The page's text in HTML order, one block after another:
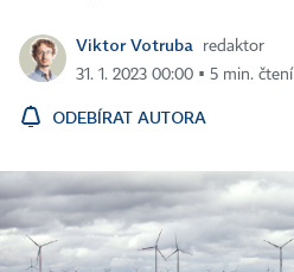
Viktor Votruba
redaktor
31. 1. 2023 00:00 ▪ 5 min. čtení
ODEBÍRAT AUTORA